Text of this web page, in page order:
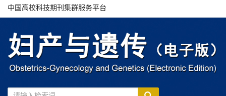
中国高校科技期刊集群服务平台